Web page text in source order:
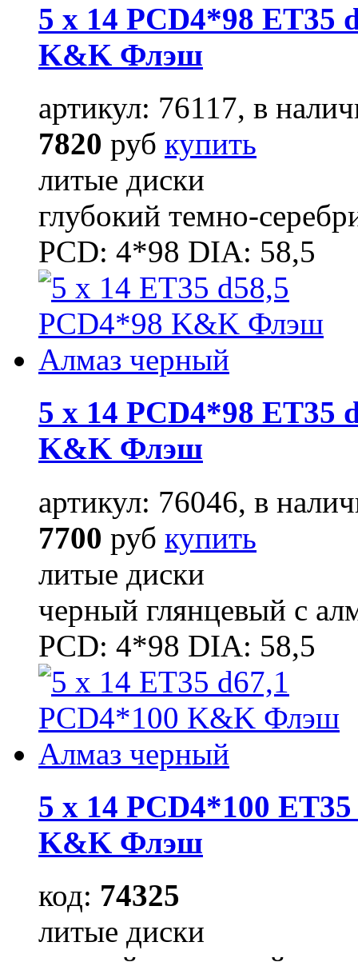
5 x 14 PCD4*98 ET35
K&K Флэш
артикул: 76117, в
7820 руб купить
литые диски
глубокий темно-
PCD: 4*98 DIA: 58,5
5 x 14 PCD4*98 ET35
K&K Флэш
артикул: 76046, в
7700 руб купить
литые диски
черный глянцевый с
PCD: 4*98 DIA: 58,5
5 x 14 PCD4*100
K&K Флэш
код: 74325
литые диски